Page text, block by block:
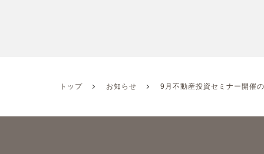
トップ お知らせ 9月不動産投資セミナー開催